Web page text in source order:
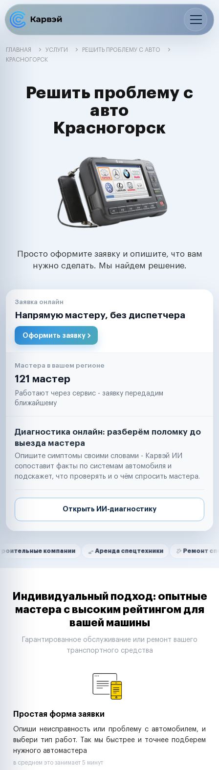
ГЛАВНАЯ УСЛУГИ
РЕШИТЬ ПРОБЛЕМУ С АВТО
КРАСНОГОРСК
Решить проблему с
авто
Красногорск
Просто оформите заявку и опишите, что вам
нужно сделать. Мы найдем решение.
Заявка онлайн
Напрямую мастеру, без диспетчера
Оформить заявку
Мастера в вашем регионе
121 мастер
Работают через сервис - заявку передадим
ближайшему
Диагностика онлайн: разберём поломку до
выезда мастера
Опишите симптомы своими словами - Карвэй ИИ
сопоставит факты по системам автомобиля и
подскажет, что проверять и о чём спросить мастера.
Открыть ИИ-диагностику
Нам доверяют
компании Аренда спецтехники Ремонт спецтехники
Маркетплейсы
Таксопарки
Автодилеры
Строительные компании
Аренда спецтехники
Индивидуальный подход: опытные
мастера с высоким рейтингом для
вашей машины
Гарантированное обслуживание или ремонт вашего
транспортного средства
Простая форма заявки
Опиши неисправность или проблему с автомобилем, и
выбери тип работ. Так мы быстрее и точнее подберем
нужного автомастера
в среднем это занимает 5 минут